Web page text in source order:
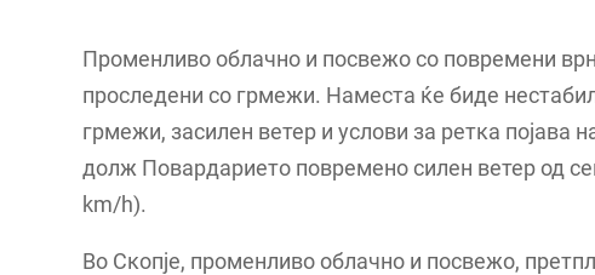
Променливо облачно и посвежо со повремени
проследени со грмежи. Наместа ќе биде
грмежи, засилен ветер и услови за ретка појава
долж Повардарието повремено силен ветер од
km/h).
Во Скопје, променливо облачно и посвежо,